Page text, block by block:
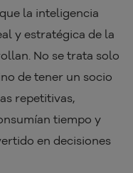
la inteligencia
y estratégica de la
No se trata solo
de tener un socio
repetitivas,
tiempo y
en decisiones